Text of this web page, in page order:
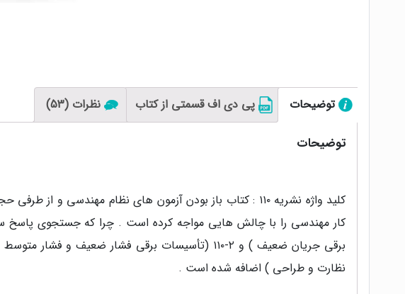
توضیحات پی دی اف قسمتی از کتاب نظرات (53)
توضیحات
کلید واژه نشریه ۱۱۰ : کتاب باز بودن آزمون هاي نظام
برقی جریان ضعیف ) و ۲-۱۱۰ (تأسیسات برقی فشار
نظارت و طراحی ) اضافه شده است .